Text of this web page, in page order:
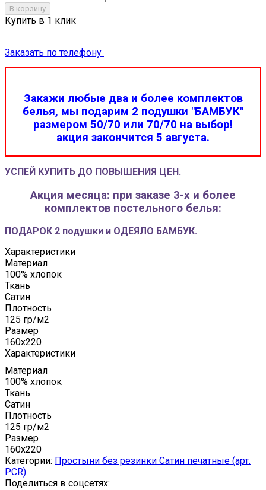
В корзину
Купить в 1 клик
Заказать по телефону
Закажи любые два и более комплектов
белья, мы подарим 2 подушки "БАМБУК"
размером 50/70 или 70/70 на выбор!
акция закончится 5 августа.
УСПЕЙ КУПИТЬ ДО ПОВЫШЕНИЯ ЦЕН.
Акция месяца: при заказе 3-х и более
комплектов постельного белья:
ПОДАРОК 2 подушки и ОДЕЯЛО БАМБУК.
Характеристики
Материал
100% хлопок
Ткань
Сатин
Плотность
125 гр/м2
Размер
160x220
Характеристики
Материал
100% хлопок
Ткань
Сатин
Плотность
125 гр/м2
Размер
160x220
Категории: Простыни без резинки Сатин печатные (арт.
PCR)
Поделиться в соцсетях: